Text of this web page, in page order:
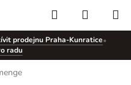
prodejnu Praha-Kunratice•
radu
Hledat
KOŠÍK